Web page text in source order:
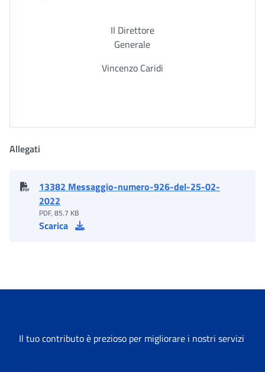
Il Direttore
Generale
Vincenzo Caridi
Allegati
13382 Messaggio-numero-926-del-25-02-
2022
PDF, 85.7 KB
Scarica
Il tuo contributo è prezioso per migliorare i nostri servizi